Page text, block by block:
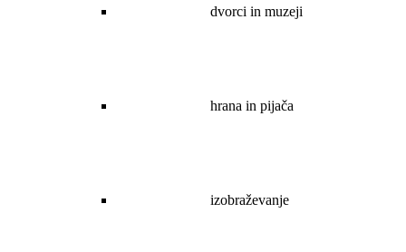
dvorci in muzeji
hrana in pijača
izobraževanje